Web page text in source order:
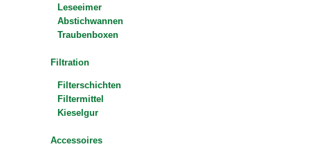
Leseeimer
Abstichwannen
Traubenboxen
Filtration
Filterschichten
Filtermittel
Kieselgur
Accessoires